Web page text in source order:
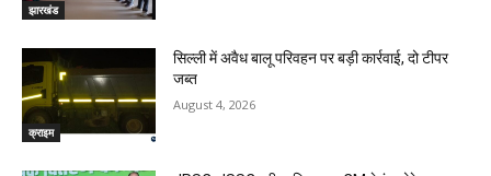
झारखंड
क्राइम
सिल्ली में अवैध बालू परिवहन पर बड़ी कार्रवाई, दो टीपर
जब्त
August 4, 2026